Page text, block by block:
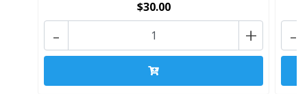
$30.00
+
- -